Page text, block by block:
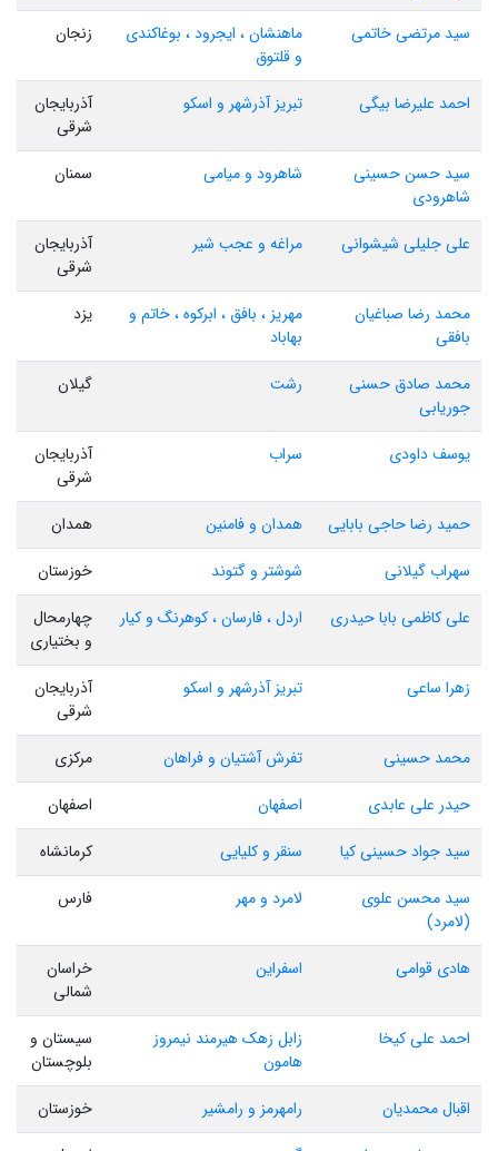
سید مرتضی خاتمی
ماهنشان ، ایجرود ، بوغاکندی
و قلتوق
زنجان
احمد علیرضا بیگی تبریز آذرشهر و اسکو
آذربایجان
شرقی
سید حسن حسینی
شاهرودی
شاهرود و میامی سمنان
علی جلیلی شیشوانی مراغه و عجب شیر
آذربایجان
شرقی
محمد رضا صباغیان
بافقی
مهریز ، بافق ، ابرکوه ، خاتم و
بهاباد
یزد
محمد صادق حسنی
جوریابی
رشت گیلان
یوسف داودی سراب
آذربایجان
شرقی
حمید رضا حاجی بابایی
همدان و فامنین
همدان
سهراب گیلانی
شوشتر و گتوند
خوزستان
علی کاظمی بابا حیدری
اردل ، فارسان ، کوهرنگ و کیار
چهارمحال
و بختیاری
زهرا ساعی
تبریز آذرشهر و اسکو
آذربایجان
شرقی
محمد حسینی
تفرش آشتیان و فراهان
مرکزی
حیدر علی عابدی
اصفهان
اصفهان
سید جواد حسینی کیا
سنقر و کلیایی
کرمانشاه
سید محسن علوی
(لامرد)
لامرد و مهر فارس
هادی قوامی اسفراین
خراسان
شمالی
احمد علی کیخا
زابل زهک هیرمند نیمروز
هامون
سیستان و
بلوچستان
اقبال محمدیان
رامهرمز و رامشیر
خوزستان